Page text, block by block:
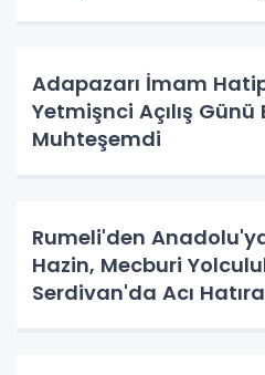
Adapazarı İmam
Yetmişnci Açılış Günü
Muhteşemdi
Rumeli'den
Hazin, Mecburi
Serdivan'da Acı